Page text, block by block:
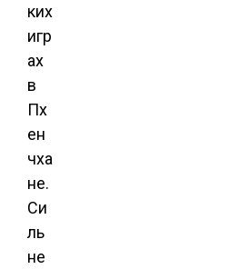
ких
игр
ах
в
Пх
ен
чха
не.
Си
ль
не